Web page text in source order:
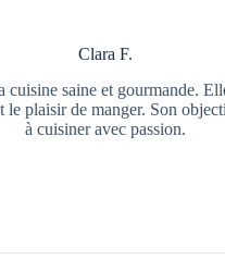
Clara F.
cuisine saine et gourmande.
le plaisir de manger. Son
à cuisiner avec passion.